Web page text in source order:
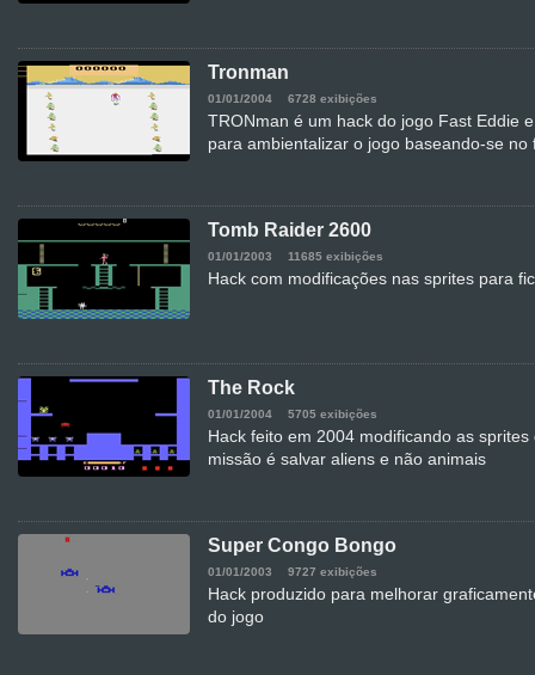
Tronman
01/01/2004 6728 exibições
TRONman é um hack do jogo Fast Eddie
para ambientalizar o jogo baseando-se no
Tomb Raider 2600
01/01/2003 11685 exibições
Hack com modificações nas sprites para
The Rock
01/01/2004 5705 exibições
Hack feito em 2004 modificando as
missão é salvar aliens e não animais
Super Congo Bongo
01/01/2003 9727 exibições
Hack produzido para melhorar
do jogo